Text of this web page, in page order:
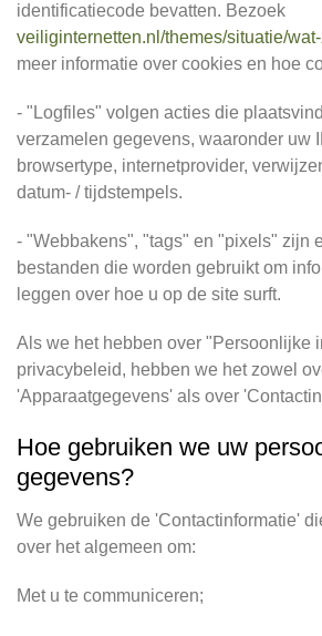
identificatiecode bevatten. Bezoek
veiliginternetten.nl/themes/situatie/
meer informatie over cookies en hoe
- "Logfiles" volgen acties die
verzamelen gegevens, waaronder uw
browsertype, internetprovider,
datum- / tijdstempels.
- "Webbakens", "tags" en "pixels" zijn
bestanden die worden gebruikt om
leggen over hoe u op de site surft.
Als we het hebben over "Persoonlijke
privacybeleid, hebben we het zowel
'Apparaatgegevens' als over
Hoe gebruiken we uw
gegevens?
We gebruiken de 'Contactinformatie'
over het algemeen om:
Met u te communiceren;